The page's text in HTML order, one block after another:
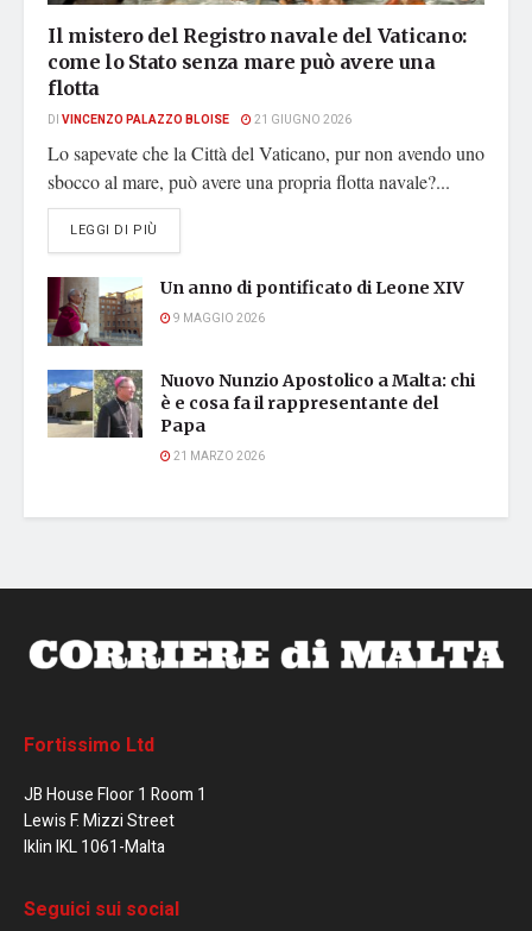
Il mistero del Registro navale del Vaticano:
come lo Stato senza mare può avere una
flotta
DI VINCENZO PALAZZO BLOISE 21 GIUGNO 2026
Lo sapevate che la Città del Vaticano, pur non avendo uno
sbocco al mare, può avere una propria flotta navale?...
LEGGI DI PIÙ
Un anno di pontificato di Leone XIV
9 MAGGIO 2026
Nuovo Nunzio Apostolico a Malta: chi
è e cosa fa il rappresentante del
Papa
21 MARZO 2026
Fortissimo Ltd
JB House Floor 1 Room 1
Lewis F. Mizzi Street
Iklin IKL 1061-Malta
Seguici sui social